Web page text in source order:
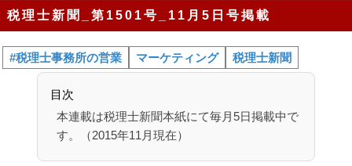
税理士新聞_第1501号_11月5日号掲載
#税理士事務所の営業 マーケティング 税理士新聞
目次
本連載は税理士新聞本紙にて毎月5日掲載中で
す。（2015年11月現在）